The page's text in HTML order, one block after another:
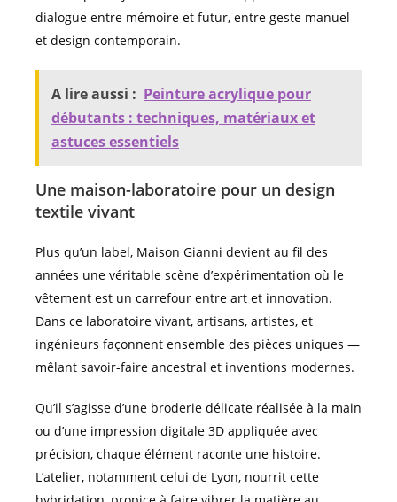
dialogue entre mémoire et futur, entre geste manuel
et design contemporain.
A lire aussi : Peinture acrylique pour
débutants : techniques, matériaux et
astuces essentiels
Une maison-laboratoire pour un design
textile vivant
Plus qu’un label, Maison Gianni devient au fil des
années une véritable scène d’expérimentation où le
vêtement est un carrefour entre art et innovation.
Dans ce laboratoire vivant, artisans, artistes, et
ingénieurs façonnent ensemble des pièces uniques —
mêlant savoir-faire ancestral et inventions modernes.
Qu’il s’agisse d’une broderie délicate réalisée à la main
ou d’une impression digitale 3D appliquée avec
précision, chaque élément raconte une histoire.
L’atelier, notamment celui de Lyon, nourrit cette